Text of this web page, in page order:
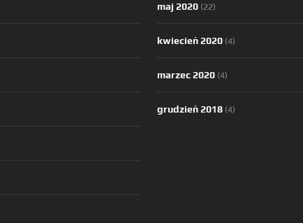
maj 2020 (22)
kwiecień 2020 (4)
marzec 2020 (4)
grudzień 2018 (4)